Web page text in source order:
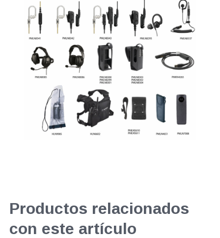
Productos relacionados
con este artículo